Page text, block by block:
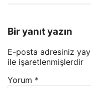
Bir yanıt yazın
E-posta adresiniz
ile işaretlenmişlerdir
Yorum *